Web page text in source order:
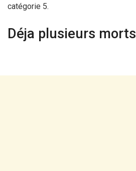
catégorie 5.
Déja plusieurs morts